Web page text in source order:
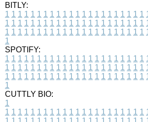
BITLY:
1 1 1 1 1 1 1 1 1 1 1 1 1 1 1 1 1 1 1 1 1 1
1 1 1 1 1 1 1 1 1 1 1 1 1 1 1 1 1 1 1 1 1 1
1 1 1 1 1 1 1 1 1 1 1 1 1 1 1 1 1 1 1 1 1 1
1
SPOTIFY:
1 1 1 1 1 1 1 1 1 1 1 1 1 1 1 1 1 1 1 1 1 1
1 1 1 1 1 1 1 1 1 1 1 1 1 1 1 1 1 1 1 1 1 1
1 1 1 1 1 1 1 1 1 1 1 1 1 1 1 1 1 1 1 1 1 1
1
CUTTLY BIO:
1
1 1 1 1 1 1 1 1 1 1 1 1 1 1 1 1 1 1 1 1 1 1